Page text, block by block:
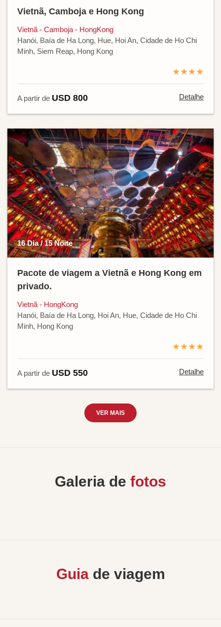
Vietnã, Camboja e Hong Kong
Vietnã - Camboja - HongKong
Hanói, Baía de Ha Long, Hue, Hoi An, Cidade de Ho Chi
Minh, Siem Reap, Hong Kong
★★★★
A partir de USD 800 Detalhe
16 Dia / 15 Noite
Pacote de viagem a Vietnã e Hong Kong em
privado.
Vietnã - HongKong
Hanói, Baía de Ha Long, Hoi An, Hue, Cidade de Ho Chi
Minh, Hong Kong
★★★★
A partir de USD 550 Detalhe
VER MAIS
Galeria de fotos
Guiade viagem